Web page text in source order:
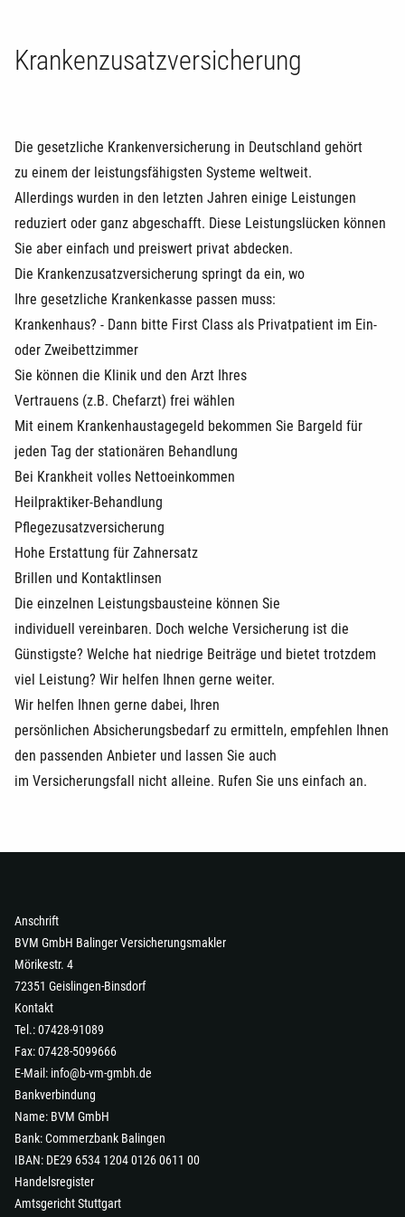
Krankenzusatzversicherung
Die gesetzliche Krankenversicherung in Deutschland gehört
zu einem der leistungsfähigsten Systeme weltweit.
Allerdings wurden in den letzten Jahren einige Leistungen
reduziert oder ganz abgeschafft. Diese Leistungslücken können
Sie aber einfach und preiswert privat abdecken.
Die Krankenzusatzversicherung springt da ein, wo
Ihre gesetzliche Krankenkasse passen muss:
Krankenhaus? - Dann bitte First Class als Privatpatient im Ein-
oder Zweibettzimmer
Sie können die Klinik und den Arzt Ihres
Vertrauens (z.B. Chefarzt) frei wählen
Mit einem Krankenhaustagegeld bekommen Sie Bargeld für
jeden Tag der stationären Behandlung
Bei Krankheit volles Nettoeinkommen
Heilpraktiker-Behandlung
Pflegezusatzversicherung
Hohe Erstattung für Zahnersatz
Brillen und Kontaktlinsen
Die einzelnen Leistungsbausteine können Sie
individuell vereinbaren. Doch welche Versicherung ist die
Günstigste? Welche hat niedrige Beiträge und bietet trotzdem
viel Leistung? Wir helfen Ihnen gerne weiter.
Wir helfen Ihnen gerne dabei, Ihren
persönlichen Absicherungsbedarf zu ermitteln, empfehlen Ihnen
den passenden Anbieter und lassen Sie auch
im Versicherungsfall nicht alleine. Rufen Sie uns einfach an.
Anschrift
BVM GmbH Balinger Versicherungsmakler
Mörikestr. 4
72351 Geislingen-Binsdorf
Kontakt
Tel.: 07428-91089
Fax: 07428-5099666
E-Mail: info@b-vm-gmbh.de
Bankverbindung
Name: BVM GmbH
Bank: Commerzbank Balingen
IBAN: DE29 6534 1204 0126 0611 00
Handelsregister
Amtsgericht Stuttgart